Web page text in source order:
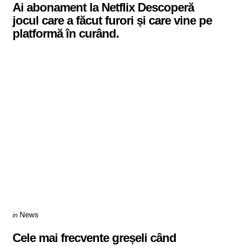
Ai abonament la Netflix Descoperă
jocul care a făcut furori și care vine pe
platformă în curând.
Categories
Posted
in News
Cele mai frecvente greșeli când